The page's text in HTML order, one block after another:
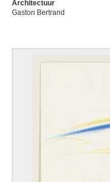
Architectuur
Gaston Bertrand